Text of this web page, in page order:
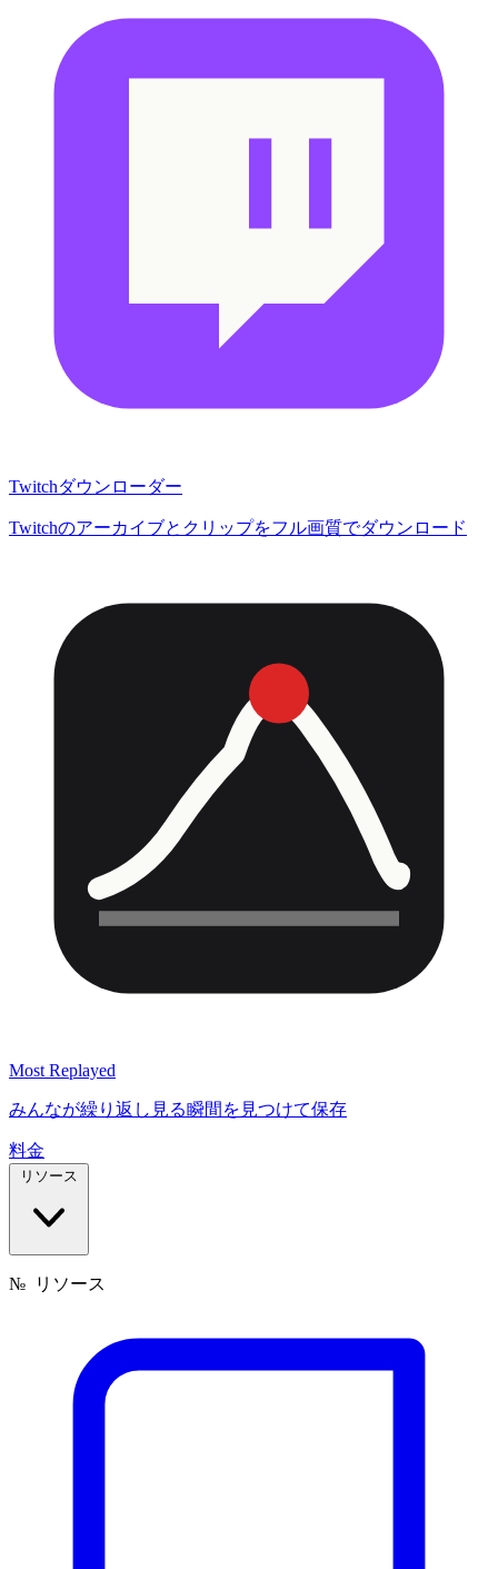
Twitchダウンローダー
Twitchのアーカイブとクリップをフル画質でダウンロード
Most Replayed
みんなが繰り返し見る瞬間を見つけて保存
料金
リソース
№ リソース